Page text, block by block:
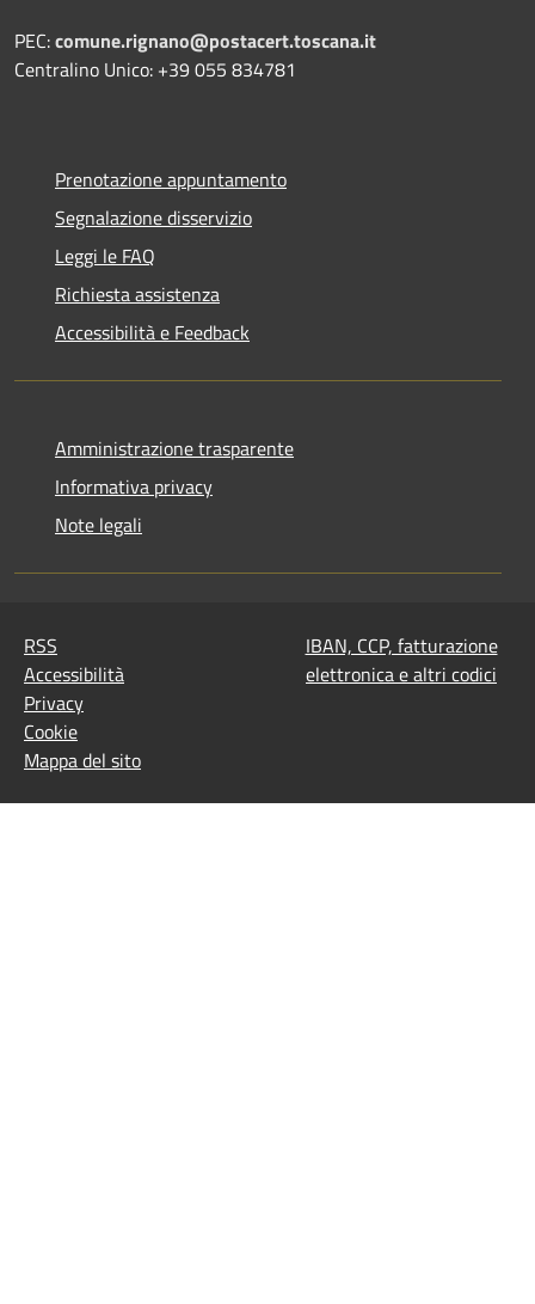
PEC:comune.rignano@postacert.toscana.it
Centralino Unico: +39 055 834781
Prenotazione appuntamento
Segnalazione disservizio
Leggi le FAQ
Richiesta assistenza
Accessibilità e Feedback
Amministrazione trasparente
Informativa privacy
Note legali
RSS
Accessibilità
Privacy
Cookie
Mappa del sito
IBAN, CCP, fatturazione
elettronica e altri codici